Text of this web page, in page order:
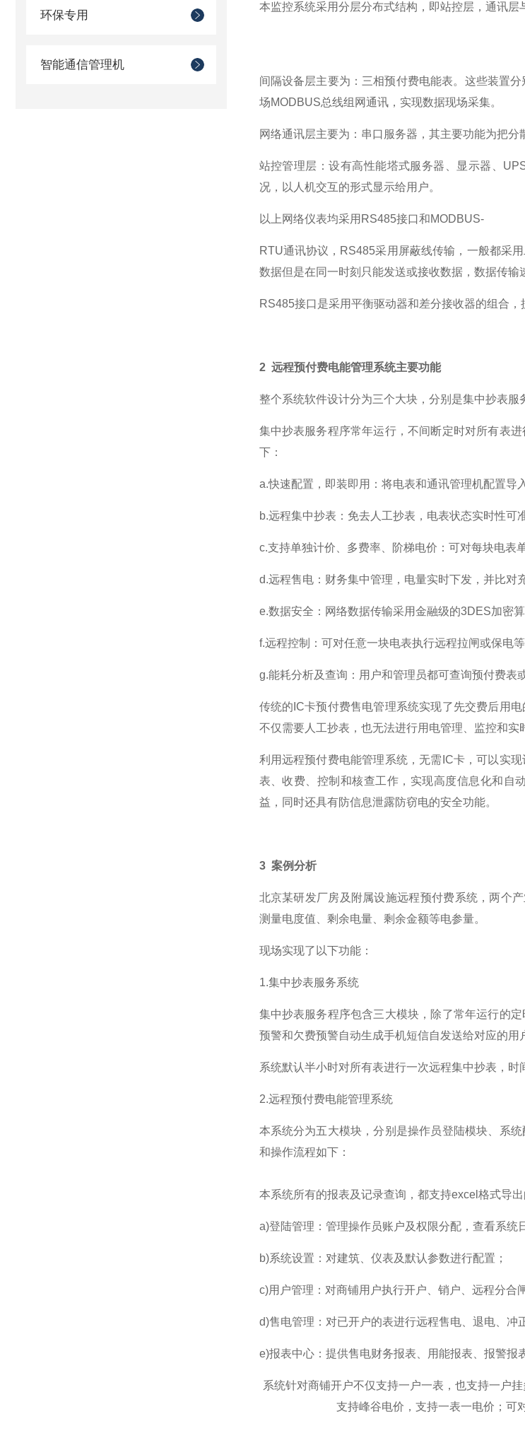
环保专用
智能通信管理机
本监控系统采用分层分布式结构，即站控层，通讯层
间隔设备层主要为：三相预付费电能表。这些装置
场MODBUS总线组网通讯，实现数据现场采集。
网络通讯层主要为：串口服务器，其主要功能为把
站控管理层：设有高性能塔式服务器、显示器、
况，以人机交互的形式显示给用户。
以上网络仪表均采用RS485接口和MODBUS-
RTU通讯协议，RS485采用屏蔽线传输，一般都采
数据但是在同一时刻只能发送或接收数据，数据传输
RS485接口是采用平衡驱动器和差分接收器的组合
2 远程预付费电能管理系统主要功能
整个系统软件设计分为三个大块，分别是集中抄表服
集中抄表服务程序常年运行，不间断定时对所有表
下：
a.快速配置，即装即用：将电表和通讯管理机配置导
b.远程集中抄表：免去人工抄表，电表状态实时性可
c.支持单独计价、多费率、阶梯电价：可对每块电表
d.远程售电：财务集中管理，电量实时下发，并比对
e.数据安全：网络数据传输采用金融级的3DES加密
f.远程控制：可对任意一块电表执行远程拉闸或保电
g.能耗分析及查询：用户和管理员都可查询预付费表
传统的IC卡预付费售电管理系统实现了先交费后用
不仅需要人工抄表，也无法进行用电管理、监控和实
利用远程预付费电能管理系统，无需IC卡，可以实
表、收费、控制和核查工作，实现高度信息化和自
益，同时还具有防信息泄露防窃电的安全功能。
3 案例分析
北京某研发厂房及附属设施远程预付费系统，两个
测量电度值、剩余电量、剩余金额等电参量。
现场实现了以下功能：
1.集中抄表服务系统
集中抄表服务程序包含三大模块，除了常年运行的
预警和欠费预警自动生成手机短信自发送给对应的用
系统默认半小时对所有表进行一次远程集中抄表，时
2.远程预付费电能管理系统
本系统分为五大模块，分别是操作员登陆模块、系
和操作流程如下：
本系统所有的报表及记录查询，都支持excel格式导出
a)登陆管理：管理操作员账户及权限分配，查看系统
b)系统设置：对建筑、仪表及默认参数进行配置；
c)用户管理：对商铺用户执行开户、销户、远程分合
d)售电管理：对已开户的表进行远程售电、退电、冲
e)报表中心：提供售电财务报表、用能报表、报警报
系统针对商铺开户不仅支持一户一表，也支持一户
支持峰谷电价，支持一表一电价；可